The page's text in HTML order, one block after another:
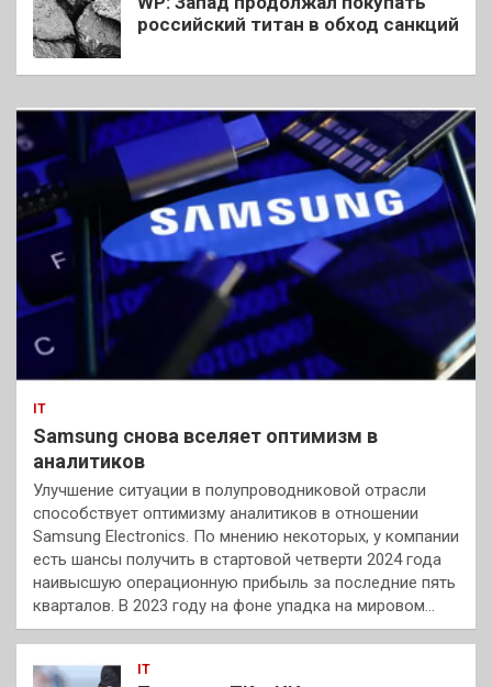
российский титан в обход санкций
IT
Samsung снова вселяет оптимизм в
аналитиков
Улучшение ситуации в полупроводниковой отрасли
способствует оптимизму аналитиков в отношении
Samsung Electronics. По мнению некоторых, у компании
есть шансы получить в стартовой четверти 2024 года
наивысшую операционную прибыль за последние пять
кварталов. В 2023 году на фоне упадка на мировом…
IT